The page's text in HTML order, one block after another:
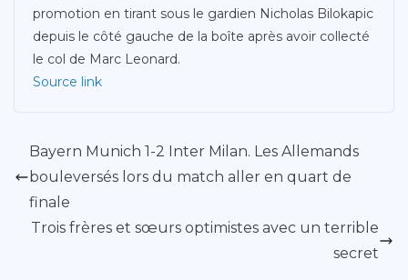
promotion en tirant sous le gardien Nicholas Bilokapic
depuis le côté gauche de la boîte après avoir collecté
le col de Marc Leonard.
Source link
Bayern Munich 1-2 Inter Milan. Les Allemands
bouleversés lors du match aller en quart de
finale
Trois frères et sœurs optimistes avec un terrible
secret